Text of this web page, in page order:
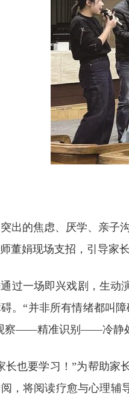
出的焦虑、厌学、亲子
董娟现场支招，引导家
过一场即兴戏剧，生动
。“并非所有情绪都叫
察——精准识别——冷静
长也要学习！”为帮助家
，将阅读疗愈与心理辅